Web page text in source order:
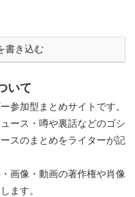
書き込む
いて
参加型まとめサイトです。
ース・噂や裏話などのゴシ
スのまとめをライターが記
画像・動画の著作権や肖像
ます。